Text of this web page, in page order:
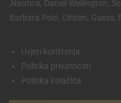
,Nautica, Daniel Wellington,
Barbara Polo, Citizen, Guess,
Uvjeti korištenja
Politika privatnosti
Politika kolačića